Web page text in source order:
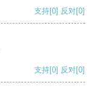
支持[0] 反对[0]
支持[0] 反对[0]